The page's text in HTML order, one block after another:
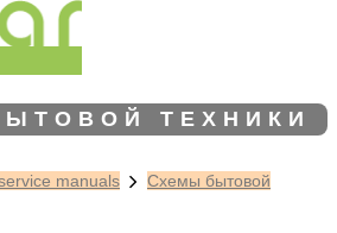
ТЕХНИКИ
manuals
Схемы бытовой